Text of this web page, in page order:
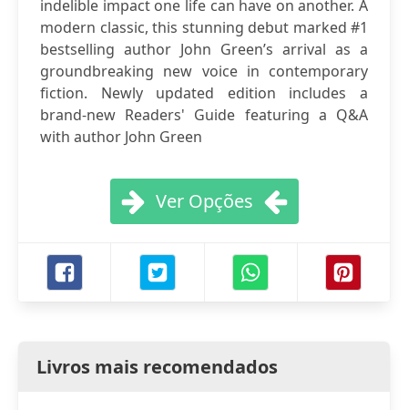
indelible impact one life can have on another. A
modern classic, this stunning debut marked #1
bestselling author John Green’s arrival as a
groundbreaking new voice in contemporary
fiction. Newly updated edition includes a
brand-new Readers' Guide featuring a Q&A
with author John Green
Ver Opções
Livros mais recomendados